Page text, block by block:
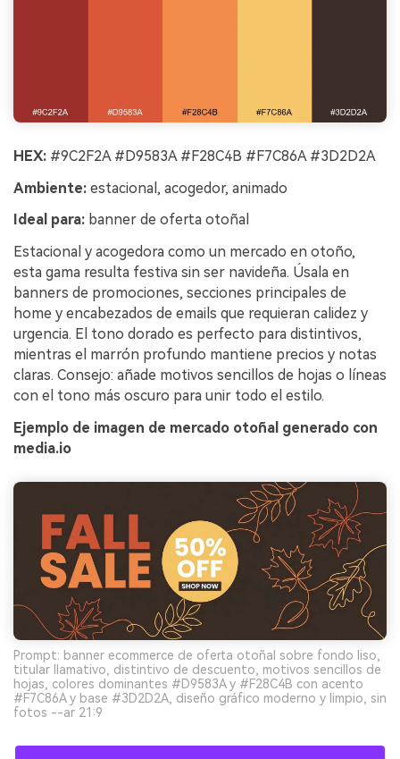
HEX: #9C2F2A #D9583A #F28C4B #F7C86A #3D2D2A
Ambiente: estacional, acogedor, animado
Ideal para: banner de oferta otoñal
Estacional y acogedora como un mercado en otoño,
esta gama resulta festiva sin ser navideña. Úsala en
banners de promociones, secciones principales de
home y encabezados de emails que requieran calidez y
urgencia. El tono dorado es perfecto para distintivos,
mientras el marrón profundo mantiene precios y notas
claras. Consejo: añade motivos sencillos de hojas o líneas
con el tono más oscuro para unir todo el estilo.
Ejemplo de imagen de mercado otoñal generado con
media.io
Prompt: banner ecommerce de oferta otoñal sobre fondo liso,
titular llamativo, distintivo de descuento, motivos sencillos de
hojas, colores dominantes #D9583A y #F28C4B con acento
#F7C86A y base #3D2D2A, diseño gráfico moderno y limpio, sin
fotos --ar 21:9